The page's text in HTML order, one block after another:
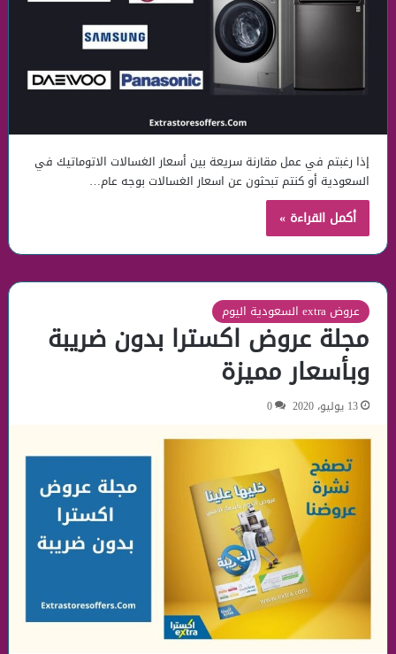
إذا رغبتم في عمل مقارنة سريعة بين أسعار الغسالات الاتوماتيك في
السعودية أو كنتم تبحثون عن اسعار الغسالات بوجه عام…
أكمل القراءة »
عروض extra السعودية اليوم
مجلة عروض اكسترا بدون ضريبة
وبأسعار مميزة
13 يوليو، 2020 0